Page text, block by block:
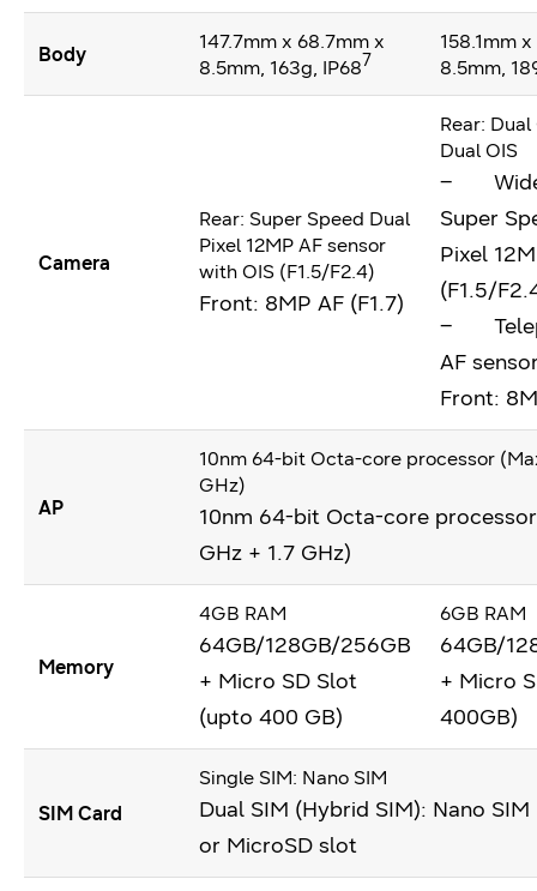
Body
147.7mm x 68.7mm x
8.5mm, 163g, IP687
158.1mm
8.5mm,
Camera
Rear: Super Speed Dual
Pixel 12MP AF sensor
with OIS (F1.5/F2.4)
Front: 8MP AF (F1.7)
Rear:
Dual OIS
–
Super
Pixel
(F1.5/
–
AF
Front:
AP
10nm 64-bit Octa-core processor
GHz)
10nm 64-bit Octa-core
GHz + 1.7 GHz)
Memory
4GB RAM
64GB/128GB/256GB
+ Micro SD Slot
(upto 400 GB)
6GB RAM
64GB/
+ Micro
400GB)
SIM Card
Single SIM: Nano SIM
Dual SIM (Hybrid SIM): Nano
or MicroSD slot